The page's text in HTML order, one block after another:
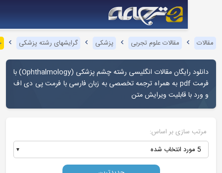
مقالات علوم تجربی پزشکی گرایشهای رشته پزشکی چشم پزشکی
مقالات انگلیسی رشته چشم پزشکی (Ophthalmology) با
فرمت pdf به همراه ترجمه تخصصی به زبان فارسی با فرمت پی دی اف
قابلیت ویرایش متن
بر اساس: